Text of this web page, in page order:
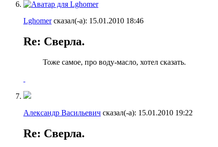
Lghomerсказал(-а): 15.01.2010 18:46
Re: Сверла.
Тоже самое, про воду-масло, хотел сказать.
Александр Васильевич сказал(-а): 15.01.2010 19:22
Re: Сверла.